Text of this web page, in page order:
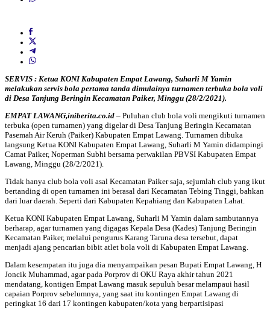
SERVIS : Ketua KONI Kabupaten Empat Lawang, Suharli M Yamin
melakukan servis bola pertama tanda dimulainya turnamen terbuka bola voli
di Desa Tanjung Beringin Kecamatan Paiker, Minggu (28/2/2021).
EMPAT LAWANG,iniberita.co.id – Puluhan club bola voli mengikuti turnamen
terbuka (open turnamen) yang digelar di Desa Tanjung Beringin Kecamatan
Pasemah Air Keruh (Paiker) Kabupaten Empat Lawang. Turnamen dibuka
langsung Ketua KONI Kabupaten Empat Lawang, Suharli M Yamin didampingi
Camat Paiker, Noperman Subhi bersama perwakilan PBVSI Kabupaten Empat
Lawang, Minggu (28/2/2021).
Tidak hanya club bola voli asal Kecamatan Paiker saja, sejumlah club yang ikut
bertanding di open turnamen ini berasal dari Kecamatan Tebing Tinggi, bahkan
dari luar daerah. Seperti dari Kabupaten Kepahiang dan Kabupaten Lahat.
Ketua KONI Kabupaten Empat Lawang, Suharli M Yamin dalam sambutannya
berharap, agar turnamen yang digagas Kepala Desa (Kades) Tanjung Beringin
Kecamatan Paiker, melalui pengurus Karang Taruna desa tersebut, dapat
menjadi ajang pencarian bibit atlet bola voli di Kabupaten Empat Lawang.
Dalam kesempatan itu juga dia menyampaikan pesan Bupati Empat Lawang, H
Joncik Muhammad, agar pada Porprov di OKU Raya akhir tahun 2021
mendatang, kontigen Empat Lawang masuk sepuluh besar melampaui hasil
capaian Porprov sebelumnya, yang saat itu kontingen Empat Lawang di
peringkat 16 dari 17 kontingen kabupaten/kota yang berpartisipasi